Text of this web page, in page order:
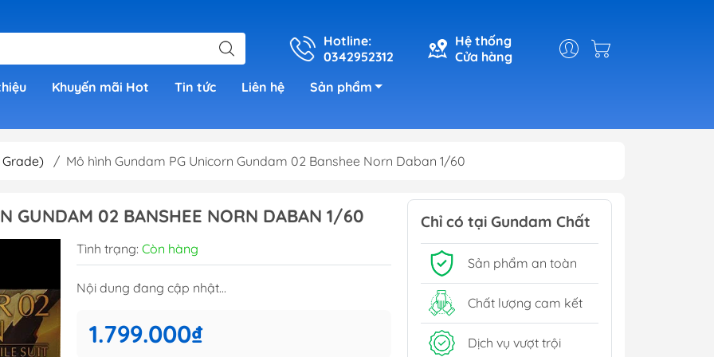
Hotline:
0342952312
Hệ thống
Cửa hàng
Khuyến mãi Hot Tin tức Liên hệ Sản phẩm
Grade) / Mô hình Gundam PG Unicorn Gundam 02 Banshee Norn Daban 1/60
GUNDAM 02 BANSHEE NORN DABAN 1/60
Tình trạng: Còn hàng
Nội dung đang cập nhật...
1.799.000₫
Chỉ có tại Gundam Chất
Sản phẩm an toàn
Chất lượng cam kết
Dịch vụ vượt trội